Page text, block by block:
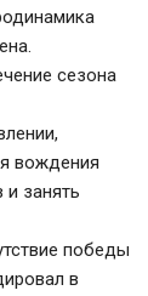
сезона
вождения
занять
победы
в